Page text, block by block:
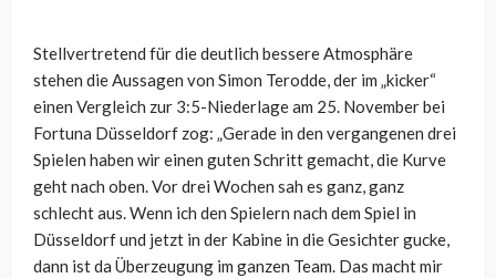
Stellvertretend für die deutlich bessere Atmosphäre
stehen die Aussagen von Simon Terodde, der im „kicker“
einen Vergleich zur 3:5-Niederlage am 25. November bei
Fortuna Düsseldorf zog: „Gerade in den vergangenen drei
Spielen haben wir einen guten Schritt gemacht, die Kurve
geht nach oben. Vor drei Wochen sah es ganz, ganz
schlecht aus. Wenn ich den Spielern nach dem Spiel in
Düsseldorf und jetzt in der Kabine in die Gesichter gucke,
dann ist da Überzeugung im ganzen Team. Das macht mir